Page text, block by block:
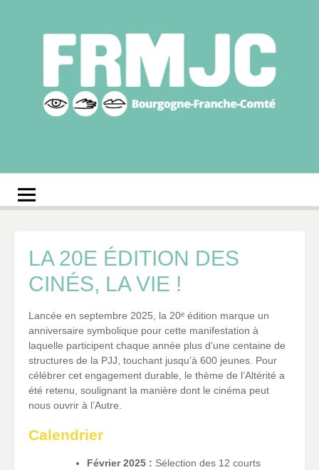
régionale des MJC
Bourgogne-Franche-
LA 20E ÉDITION DES
CINÉS, LA VIE !
Lancée en septembre 2025, la 20ᵉ édition marque un
anniversaire symbolique pour cette manifestation à
laquelle participent chaque année plus d’une centaine de
structures de la PJJ, touchant jusqu’à 600 jeunes. Pour
célébrer cet engagement durable, le thème de l’Altérité a
été retenu, soulignant la manière dont le cinéma peut
nous ouvrir à l’Autre.
Calendrier
Février 2025 : Sélection des 12 courts